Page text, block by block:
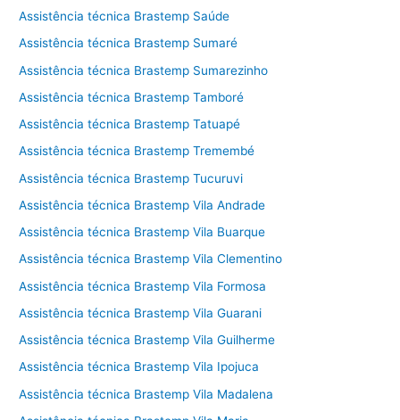
Assistência técnica Brastemp Saúde
Assistência técnica Brastemp Sumaré
Assistência técnica Brastemp Sumarezinho
Assistência técnica Brastemp Tamboré
Assistência técnica Brastemp Tatuapé
Assistência técnica Brastemp Tremembé
Assistência técnica Brastemp Tucuruvi
Assistência técnica Brastemp Vila Andrade
Assistência técnica Brastemp Vila Buarque
Assistência técnica Brastemp Vila Clementino
Assistência técnica Brastemp Vila Formosa
Assistência técnica Brastemp Vila Guarani
Assistência técnica Brastemp Vila Guilherme
Assistência técnica Brastemp Vila Ipojuca
Assistência técnica Brastemp Vila Madalena